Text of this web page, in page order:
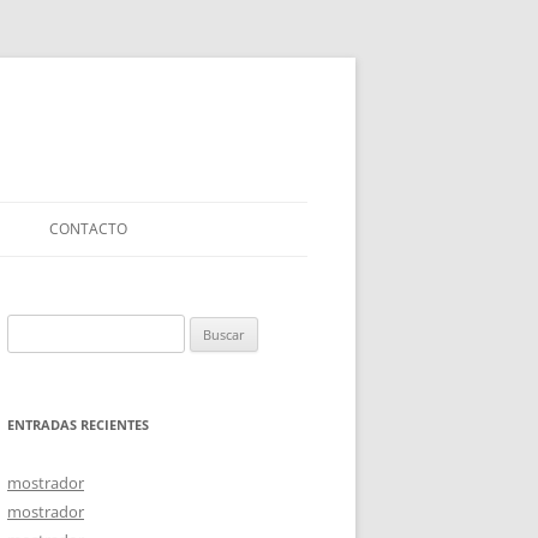
CONTACTO
ENTRADAS RECIENTES
mostrador
mostrador